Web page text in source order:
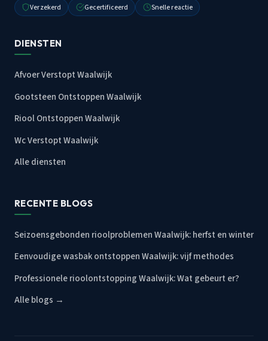
Verzekerd Gecertificeerd Snelle reactie
DIENSTEN
Afvoer Verstopt Waalwijk
Gootsteen Ontstoppen Waalwijk
Riool Ontstoppen Waalwijk
Wc Verstopt Waalwijk
Alle diensten
RECENTE BLOGS
Seizoensgebonden rioolproblemen Waalwijk: herfst en winter
Eenvoudige wasbak ontstoppen Waalwijk: vijf methodes
Professionele rioolontstopping Waalwijk: Wat gebeurt er?
Alle blogs →